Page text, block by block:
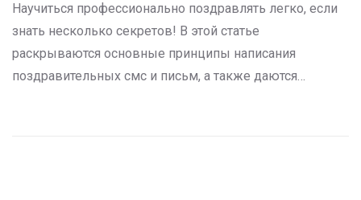
Научиться профессионально поздравлять легко, если
знать несколько секретов! В этой статье
раскрываются основные принципы написания
поздравительных смс и письм, а также даются